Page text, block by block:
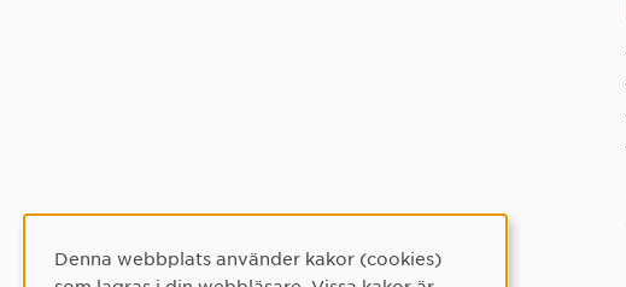
Denna webbplats använder kakor (cookies)